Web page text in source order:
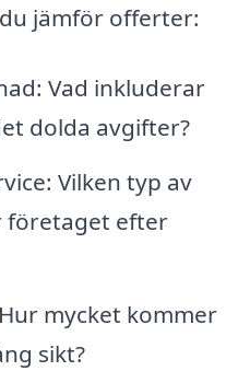
jämför offerter:
Vad inkluderar
dolda avgifter?
Vilken typ av
företaget efter
mycket kommer
sikt?